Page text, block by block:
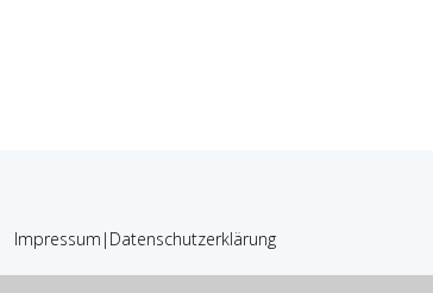
Impressum | Datenschutzerklärung